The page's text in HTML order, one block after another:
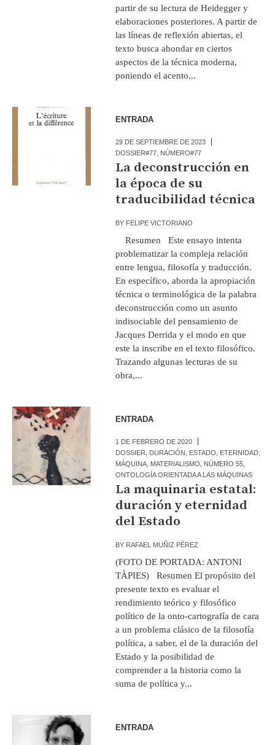
partir de su lectura de Heidegger y
elaboraciones posteriores. A partir de
las líneas de reflexión abiertas, el
texto busca ahondar en ciertos
aspectos de la técnica moderna,
poniendo el acento...
ENTRADA
29 DE SEPTIEMBRE DE 2023
DOSSIER#77 NÚMERO#77
La deconstrucción en
la época de su
traducibilidad técnica
BY FELIPE VICTORIANO
Resumen Este ensayo intenta
problematizar la compleja relación
entre lengua, filosofía y traducción.
En específico, aborda la apropiación
técnica o terminológica de la palabra
deconstrucción como un asunto
indisociable del pensamiento de
Jacques Derrida y el modo en que
este la inscribe en el texto filosófico.
Trazando algunas lecturas de su
obra,...
ENTRADA
1 DE FEBRERO DE 2020
DOSSIER
DURACIÓN ESTADO ETERNIDAD
MÁQUINA MATERIALISMO NÚMERO 55
ONTOLOGÍA ORIENTADA A LAS MÁQUINAS
La maquinaria estatal:
duración y eternidad
del Estado
BY RAFAEL MUÑIZ PÉREZ
(FOTO DE PORTADA: ANTONI
TÀPIES) Resumen El propósito del
presente texto es evaluar el
rendimiento teórico y filosófico
político de la onto-cartografía de cara
a un problema clásico de la filosofía
política, a saber, el de la duración del
Estado y la posibilidad de
comprender a la historia como la
suma de política y...
ENTRADA